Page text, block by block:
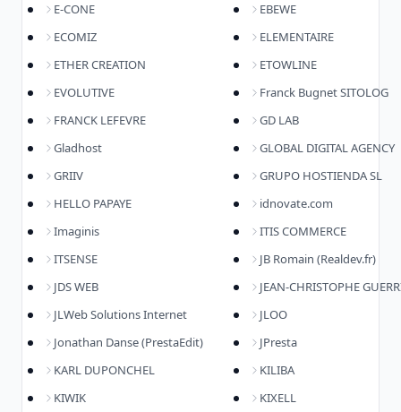
E-CONE
EBEWE
ECOMIZ
ELEMENTAIRE
ETHER CREATION
ETOWLINE
EVOLUTIVE
Franck Bugnet SITOLOG
FRANCK LEFEVRE
GD LAB
Gladhost
GLOBAL DIGITAL AGENCY
GRIIV
GRUPO HOSTIENDA SL
HELLO PAPAYE
idnovate.com
Imaginis
ITIS COMMERCE
ITSENSE
JB Romain (Realdev.fr)
JDS WEB
JEAN-CHRISTOPHE
JLWeb Solutions Internet
JLOO
Jonathan Danse (PrestaEdit)
JPresta
KARL DUPONCHEL
KILIBA
KIWIK
KIXELL